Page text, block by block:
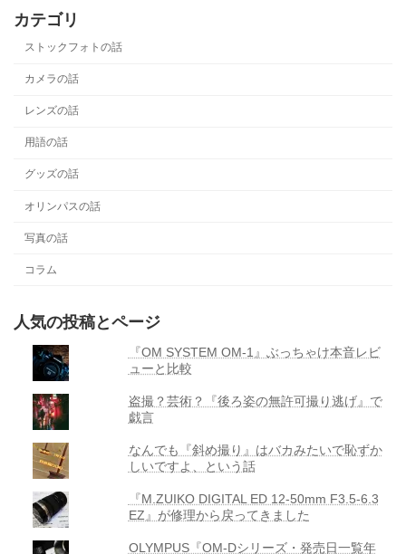
カテゴリ
ストックフォトの話
カメラの話
レンズの話
用語の話
グッズの話
オリンパスの話
写真の話
コラム
人気の投稿とページ
『OM SYSTEM OM-1』ぶっちゃけ本音レビ
ューと比較
盗撮？芸術？『後ろ姿の無許可撮り逃げ』で
戯言
なんでも『斜め撮り』はバカみたいで恥ずか
しいですよ、という話
『M.ZUIKO DIGITAL ED 12-50mm F3.5-6.3
EZ』が修理から戻ってきました
OLYMPUS『OM-Dシリーズ・発売日一覧年